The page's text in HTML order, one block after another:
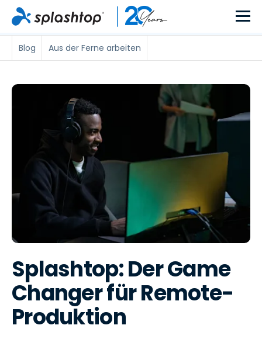
Blog Aus der Ferne arbeiten
Splashtop: Der Game
Changer für Remote-
Produktion